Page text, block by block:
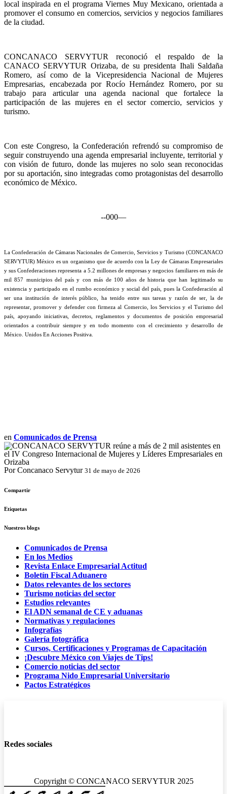
local inspirada en el programa Viernes Muy Mexicano, orientada a
promover el consumo en comercios, servicios y negocios familiares
de la ciudad.
CONCANACO SERVYTUR reconoció el respaldo de la
CANACO SERVYTUR Orizaba, de su presidenta Ihali Saldaña
Romero, así como de la Vicepresidencia Nacional de Mujeres
Empresarias, encabezada por Rocío Hernández Romero, por su
trabajo para articular una agenda nacional que fortalece la
participación de las mujeres en el sector comercio, servicios y
turismo.
Con este Congreso, la Confederación refrendó su compromiso de
seguir construyendo una agenda empresarial incluyente, territorial y
con visión de futuro, donde las mujeres no solo sean reconocidas
por su aportación, sino integradas como protagonistas del desarrollo
económico de México.
--000—
La Confederación de Cámaras Nacionales de Comercio, Servicios y Turismo (CONCANACO
SERVYTUR) México es un organismo que de acuerdo con la Ley de Cámaras Empresariales
y sus Confederaciones representa a 5.2 millones de empresas y negocios familiares en más de
mil 857 municipios del país y con más de 100 años de historia que han legitimado su
existencia y participado en el rumbo económico y social del país, pues la Confederación al
ser una institución de interés público, ha tenido entre sus tareas y razón de ser, la de
representar, promover y defender con firmeza al Comercio, los Servicios y el Turismo del
país, apoyando iniciativas, decretos, reglamentos y documentos de posición empresarial
orientados a contribuir siempre y en todo momento con el crecimiento y desarrollo de
México. Unidos En Acciones Positiva.
en Comunicados de Prensa
Por Concanaco Servytur 31 de mayo de 2026
Compartir
Etiquetas
Nuestros blogs
Comunicados de Prensa
En los Medios
Revista Enlace Empresarial Actitud
Boletín Fiscal Aduanero
Datos relevantes de los sectores
Turismo noticias del sector
Estudios relevantes
El ADN semanal de CE y aduanas
Normativas y regulaciones
Infografías
Galería fotográfica
Cursos, Certificaciones y Programas de Capacitación
¡Descubre México con Viajes de Tips!
Comercio noticias del sector
Programa Nido Empresarial Universitario
Pactos Estratégicos
Redes sociales
Copyright © CONCANACO SERVYTUR 2025